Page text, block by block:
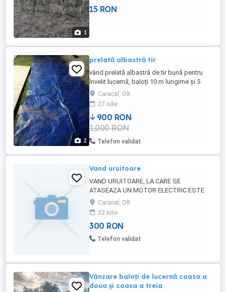
1
15 RON
2
prelată albastră tir
vând prelată albastră de tir bună pentru
învelit lucernă, baloți 10 m lungime și 5
lățime mai multe detalii la telefon
Caracal, Olt
27 iulie
900 RON
1,000 RON
Telefon validat
Vand uruitoare
VAND URUITOARE, LA CARE SE
ATASEAZA UN MOTOR ELECTRIC ESTE
PE CUREA, PRET 300 RON
Caracal, Olt
22 iulie
300 RON
Telefon validat
Vânzare baloți de lucernă coasa a
doua și coasa a treia